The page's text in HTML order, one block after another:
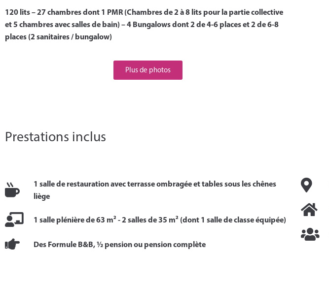
120 lits – 27 chambres dont 1 PMR (Chambres de 2 à 8 lits pour la partie collective
et 5 chambres avec salles de bain) – 4 Bungalows dont 2 de 4-6 places et 2 de 6-8
places (2 sanitaires / bungalow)
Plus de photos
Prestations inclus
1 salle de restauration avec terrasse ombragée et tables sous les chênes
liège
1 salle plénière de 63 m² - 2 salles de 35 m² (dont 1 salle de classe équipée)
Des Formule B&B, ½ pension ou pension complète